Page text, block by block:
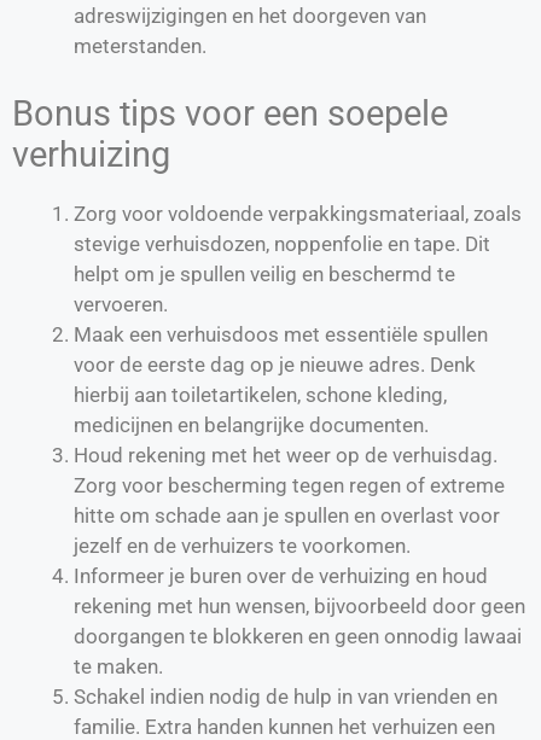
adreswijzigingen en het doorgeven van
meterstanden.
Bonus tips voor een soepele
verhuizing
Zorg voor voldoende verpakkingsmateriaal, zoals
stevige verhuisdozen, noppenfolie en tape. Dit
helpt om je spullen veilig en beschermd te
vervoeren.
Maak een verhuisdoos met essentiële spullen
voor de eerste dag op je nieuwe adres. Denk
hierbij aan toiletartikelen, schone kleding,
medicijnen en belangrijke documenten.
Houd rekening met het weer op de verhuisdag.
Zorg voor bescherming tegen regen of extreme
hitte om schade aan je spullen en overlast voor
jezelf en de verhuizers te voorkomen.
Informeer je buren over de verhuizing en houd
rekening met hun wensen, bijvoorbeeld door geen
doorgangen te blokkeren en geen onnodig lawaai
te maken.
Schakel indien nodig de hulp in van vrienden en
familie. Extra handen kunnen het verhuizen een